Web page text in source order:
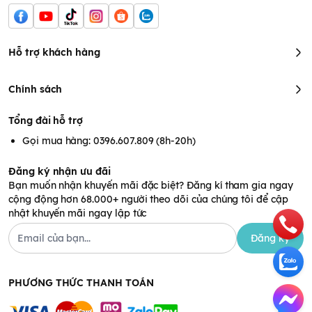
Hỗ trợ khách hàng
Chính sách
Tổng đài hỗ trợ
Gọi mua hàng: 0396.607.809 (8h-20h)
Đăng ký nhận ưu đãi
Bạn muốn nhận khuyến mãi đặc biệt? Đăng kí tham gia ngay
cộng động hơn 68.000+ người theo dõi của chúng tôi để cập
nhật khuyến mãi ngay lập tức
Đăng ký
PHƯƠNG THỨC THANH TOÁN